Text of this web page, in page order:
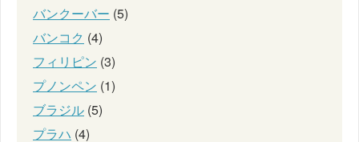
バンクーバー (5)
バンコク (4)
フィリピン (3)
プノンペン (1)
ブラジル (5)
プラハ (4)